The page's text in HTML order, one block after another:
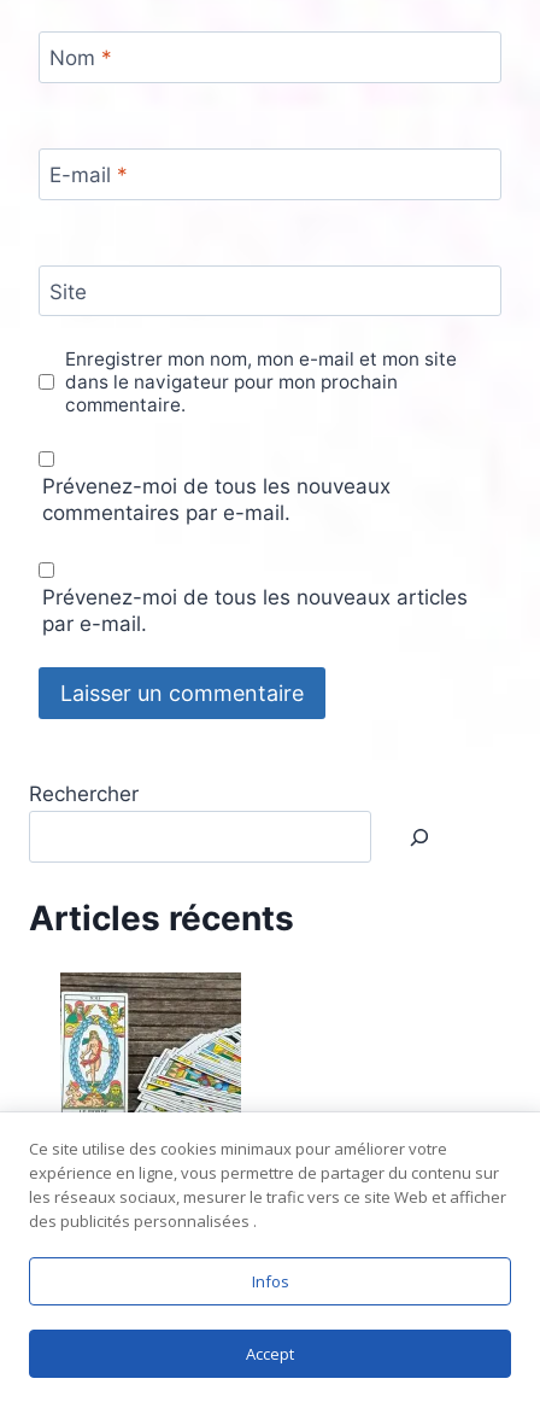
Nom *
E-mail *
Site
Enregistrer mon nom, mon e-mail et mon site
dans le navigateur pour mon prochain
commentaire.
Prévenez-moi de tous les nouveaux
commentaires par e-mail.
Prévenez-moi de tous les nouveaux articles
par e-mail.
Rechercher
Articles récents
Le Monde dans le tarot : signification en
tirage amour
Ce site utilise des cookies minimaux pour améliorer votre
expérience en ligne, vous permettre de partager du contenu sur
les réseaux sociaux, mesurer le trafic vers ce site Web et afficher
des publicités personnalisées .
Infos
Accept